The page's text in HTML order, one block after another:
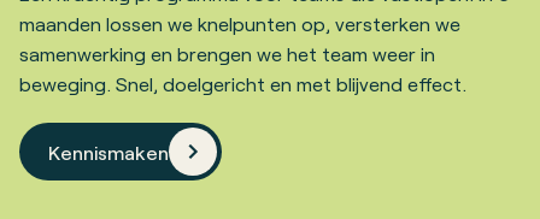
maanden lossen we knelpunten op, versterken we
samenwerking en brengen we het team weer in
beweging. Snel, doelgericht en met blijvend effect.
Kennismaken